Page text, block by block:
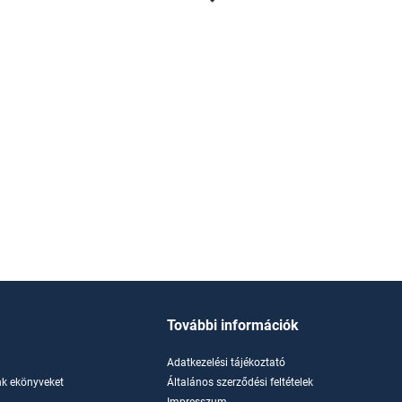
ekönyveket
További információk
Adatkezelési tájékoztató
Általános szerződési feltételek